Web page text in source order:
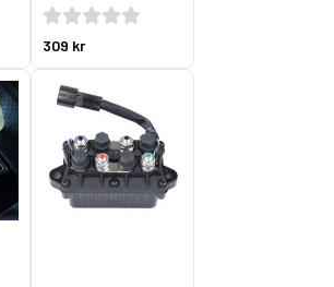
309 kr